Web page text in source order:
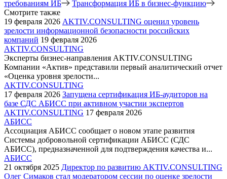
требованиям ИБ
Трансформация ИБ в бизнес-функцию
Смотрите также
19 февраля 2026 AKTIV.CONSULTING оценил уровень
зрелости информационной безопасности российских
компаний 19 февраля 2026
AKTIV.CONSULTING
Эксперты бизнес-направления AKTIV.CONSULTING
Компании «Актив» представили первый аналитический отчет
«Оценка уровня зрелости...
AKTIV.CONSULTING
17 февраля 2026 Запущена сертификация ИБ-аудиторов на
базе СДС АБИСС при активном участии экспертов
AKTIV.CONSULTING 17 февраля 2026
АБИСС
Ассоциация АБИСС сообщает о новом этапе развития
Системы добровольной сертификации АБИСС (СДС
АБИСС), предназначенной для подтверждения качества и...
АБИСС
21 октября 2025 Директор по развитию AKTIV.CONSULTING
Олег Симаков стал модератором сессии по оценке зрелости